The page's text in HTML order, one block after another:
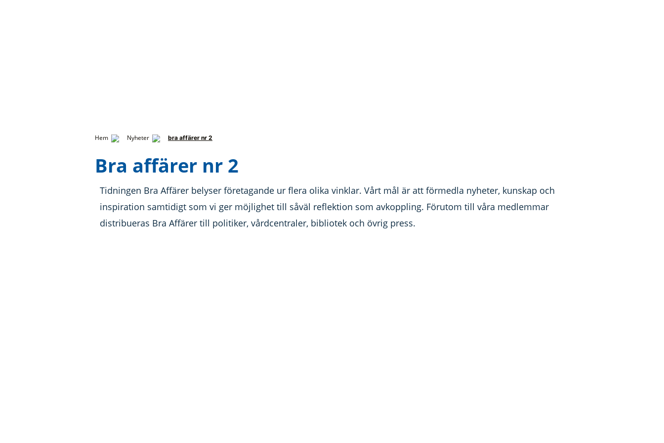
Hem Nyheter bra affärer nr 2
Bra affärer nr 2
Tidningen Bra Affärer belyser företagande ur flera olika vinklar. Vårt mål är att förmedla nyheter, kunskap och
inspiration samtidigt som vi ger möjlighet till såväl reflektion som avkoppling. Förutom till våra medlemmar
distribueras Bra Affärer till politiker, vårdcentraler, bibliotek och övrig press.